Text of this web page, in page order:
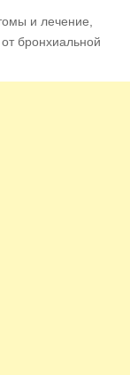
и лечение,
бронхиальной